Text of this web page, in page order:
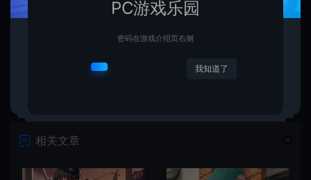
虚空女皇卡莎 紫焰裂空 猎杀时刻 高清手机壁纸
相关文章
PC游戏乐园
密码在游戏介绍页右侧
我知道了